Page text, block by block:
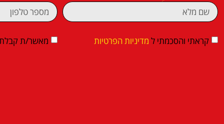
קראתי והסכמתי ל מדיניות הפרטיות מאשר/ת קבלת